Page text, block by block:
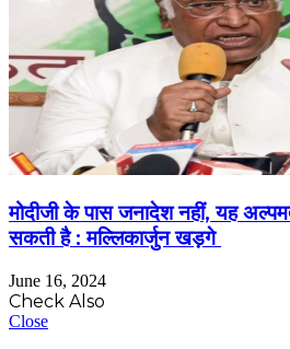
मोदीजी के पास जनादेश नहीं, यह
सकती है : मल्लिकार्जुन खड़गे
June 16, 2024
Check Also
Close